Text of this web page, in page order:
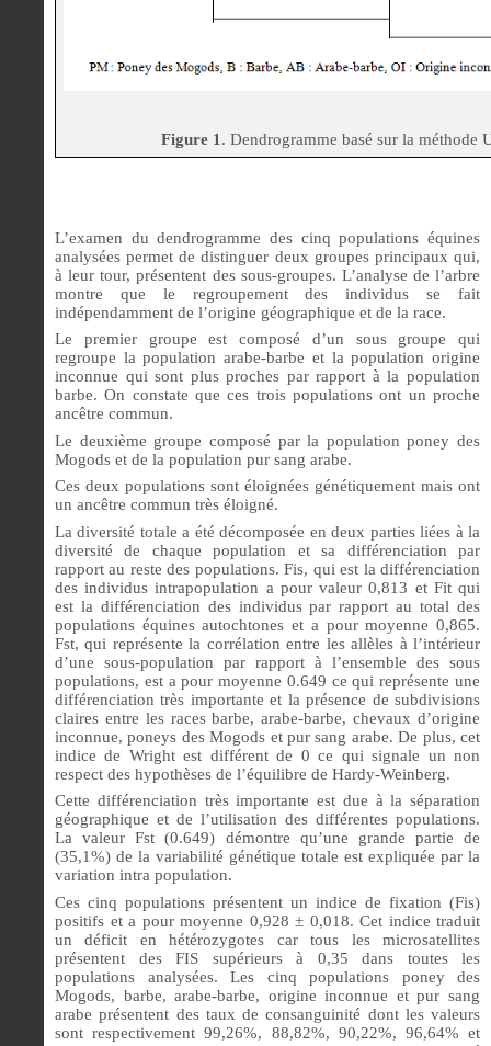
Figure 1 . Dendrogramme basé sur la méthode
L’examen du dendrogramme des cinq populations équines
analysées permet de distinguer deux groupes principaux qui,
à leur tour, présentent des sous-groupes. L’analyse de l’arbre
montre que le regroupement des individus se fait
indépendamment de l’origine géographique et de la race.
Le premier groupe est composé d’un sous groupe qui
regroupe la population arabe-barbe et la population origine
inconnue qui sont plus proches par rapport à la population
barbe. On constate que ces trois populations ont un proche
ancêtre commun.
Le deuxième groupe composé par la population poney des
Mogods et de la population pur sang arabe.
Ces deux populations sont éloignées génétiquement mais ont
un ancêtre commun très éloigné.
La diversité totale a été décomposée en deux parties liées à la
diversité de chaque population et sa différenciation par
rapport au reste des populations. Fis, qui est la différenciation
des individus intrapopulation a pour valeur 0,813 et Fit qui
est la différenciation des individus par rapport au total des
populations équines autochtones et a pour moyenne 0,865.
Fst, qui représente la corrélation entre les allèles à l’intérieur
d’une sous-population par rapport à l’ensemble des sous
populations, est a pour moyenne 0.649 ce qui représente une
différenciation très importante et la présence de subdivisions
claires entre les races barbe, arabe-barbe, chevaux d’origine
inconnue, poneys des Mogods et pur sang arabe.De plus, cet
indice de Wright est différent de 0 ce qui signale un non
respect des hypothèses de l’équilibre de Hardy-Weinberg.
Cette différenciation très importante est due à la séparation
géographique et de l’utilisation des différentes populations.
La valeur Fst (0.649) démontre qu’une grande partie de
(35,1%) de la variabilité génétique totale est expliquée par la
variation intra population.
Ces cinq populations présentent un indice de fixation (Fis)
positifs et a pour moyenne 0,928 ± 0,018. Cet indice traduit
un déficit en hétérozygotes car tous les microsatellites
présentent des FIS supérieurs à 0,35 dans toutes les
populations analysées. Les cinq populations poney des
Mogods, barbe, arabe-barbe, origine inconnue et pur sang
arabe présentent des taux de consanguinité dont les valeurs
sont respectivement 99,26%, 88,82%, 90,22%, 96,64% et